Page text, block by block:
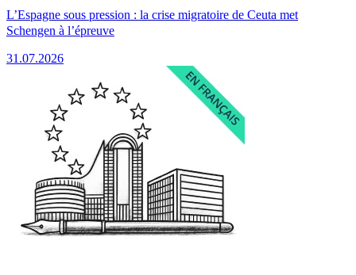
L’Espagne sous pression : la crise migratoire de Ceuta met
Schengen à l’épreuve
31.07.2026